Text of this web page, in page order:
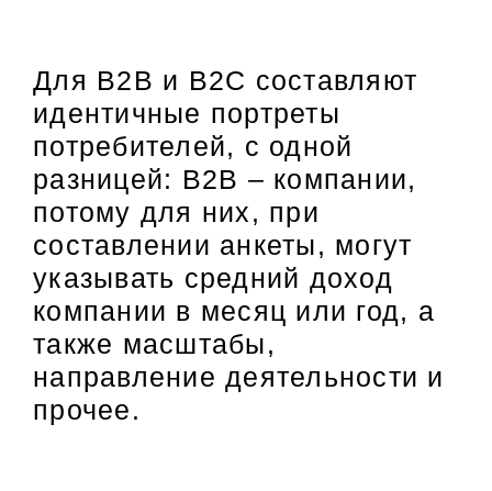
Для B2B и B2C составляют
идентичные портреты
потребителей, с одной
разницей: B2B – компании,
потому для них, при
составлении анкеты, могут
указывать средний доход
компании в месяц или год, а
также масштабы,
направление деятельности и
прочее.